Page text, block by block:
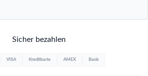
Sicher bezahlen
VISA Kreditkarte AMEX Bank